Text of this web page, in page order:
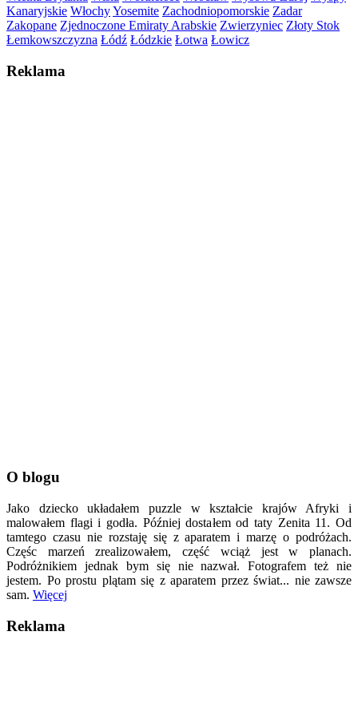
Kanaryjskie WłochyYosemite Zachodniopomorskie Zadar
Zakopane Zjednoczone Emiraty Arabskie Zwierzyniec Złoty Stok
Łemkowszczyzna Łódź Łódzkie Łotwa Łowicz
Reklama
O blogu
Jako dziecko układałem puzzle w kształcie krajów Afryki i
malowałem flagi i godła. Później dostałem od taty Zenita 11. Od
tamtego czasu nie rozstaję się z aparatem i marzę o podróżach.
Częśc marzeń zrealizowałem, część wciąż jest w planach.
Podróżnikiem jednak bym się nie nazwał. Fotografem też nie
jestem. Po prostu plątam się z aparatem przez świat... nie zawsze
sam. Więcej
Reklama